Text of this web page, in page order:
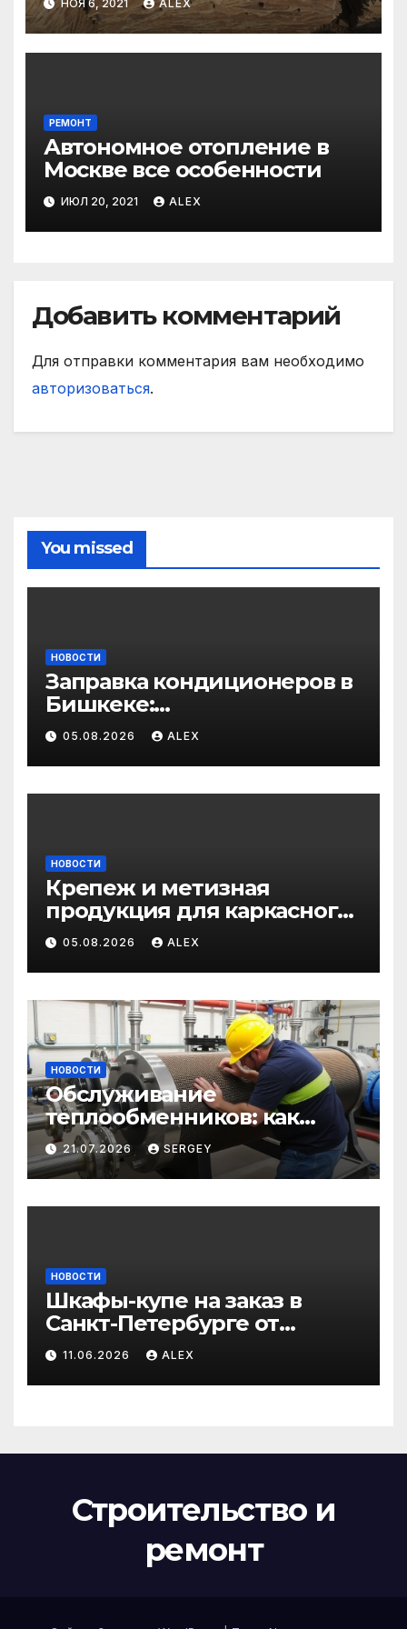
НОЯ 6, 2021 ALEX
РЕМОНТ
Автономное отопление в
Москве все особенности
ИЮЛ 20, 2021 ALEX
Добавить комментарий
Для отправки комментария вам необходимо
авторизоваться.
You missed
НОВОСТИ
Заправка кондиционеров в
Бишкеке:
профессиональные услуги
для дома и авто
05.08.2026 ALEX
НОВОСТИ
Крепеж и метизная
продукция для каркасного
и загородного
строительства: от
саморезов до анкеров
05.08.2026 ALEX
НОВОСТИ
Обслуживание
теплообменников: как
сохранить эффективность
и избежать простоев
21.07.2026 SERGEY
НОВОСТИ
Шкафы-купе на заказ в
Санкт-Петербурге от
производителя по
доступным ценам
11.06.2026 ALEX
Строительство и
ремонт